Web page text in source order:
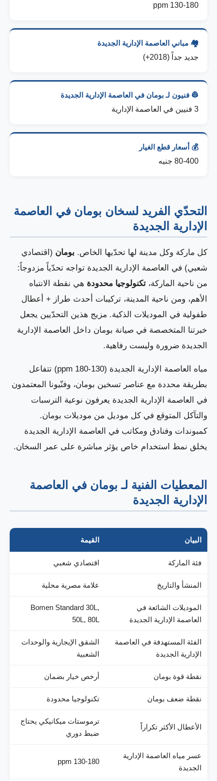
130-180 ppm
🏘️ مباني العاصمة الإدارية الجديدة
جديد جداً (2018+)
👷 فنيون لـ بومان في العاصمة الإدارية الجديدة
3 فنيين في العاصمة الإدارية
💰 أسعار قطع الغيار
80-400 جنيه
التحدّي الفريد لسخان بومان في العاصمة
الإدارية الجديدة
كل ماركة وكل مدينة لها تحدّيها الخاص. بومان (اقتصادي
شعبي) في العاصمة الإدارية الجديدة تواجه تحدّياً مزدوجاً:
من ناحية الماركة، تكنولوجيا محدودة هي نقطة الانتباه
الأهم، ومن ناحية المدينة، تركيبات أحدث طراز + أعطال
طفولية في الموديلات الذكية. مزيج هذين التحدّيين يجعل
خبرتنا المتخصصة في صيانة بومان داخل العاصمة الإدارية
الجديدة ضرورة وليست رفاهية.
مياه العاصمة الإدارية الجديدة (130-180 ppm) تتفاعل
بطريقة محددة مع عناصر تسخين بومان، وفنّيونا المعتمدون
في العاصمة الإدارية الجديدة يعرفون نوعية الترسبات
والتآكل المتوقع في كل موديل من موديلات بومان.
كمبوندات وفنادق ومكاتب في العاصمة الإدارية الجديدة
يخلق نمط استخدام خاص يؤثر مباشرة على عمر السخان.
المعطيات الفنية لـ بومان في العاصمة
الإدارية الجديدة
البيان القيمة
فئة الماركة اقتصادي شعبي
المنشأ والتاريخ علامة مصرية محلية
الموديلات الشائعة في
العاصمة الإدارية الجديدة
Bomen Standard 30L,
50L, 80L
الفئة المستهدفة في العاصمة
الإدارية الجديدة
الشقق الإيجارية والوحدات
الشعبية
نقطة قوة بومان أرخص خيار بضمان
نقطة ضعف بومان تكنولوجيا محدودة
الأعطال الأكثر تكراراً
ترموستات ميكانيكي يحتاج
ضبط دوري
عسر مياه العاصمة الإدارية
الجديدة
130-180 ppm